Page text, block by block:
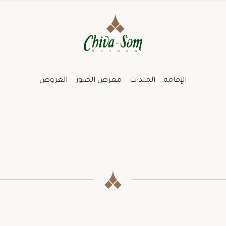
الإقامة الملذات معرض الصور العروض